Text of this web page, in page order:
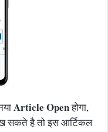
Article Openहोगा,
सकते है तो इस आर्टिकल